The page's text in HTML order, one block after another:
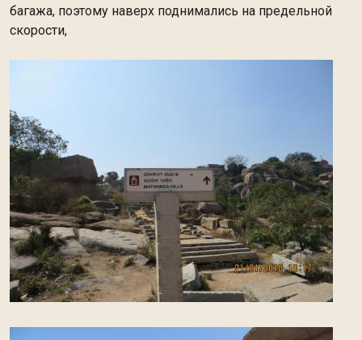
багажа, поэтому наверх поднимались на предельной
скорости,